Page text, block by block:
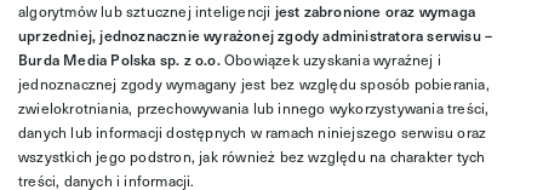
algorytmów lub sztucznej inteligencji jest zabronione oraz wymaga
uprzedniej, jednoznacznie wyrażonej zgody administratora serwisu –
Burda Media Polska sp. z o.o.Obowiązek uzyskania wyraźnej i
jednoznacznej zgody wymagany jest bez względu sposób pobierania,
zwielokrotniania, przechowywania lub innego wykorzystywania treści,
danych lub informacji dostępnych w ramach niniejszego serwisu oraz
wszystkich jego podstron, jak również bez względu na charakter tych
treści, danych i informacji.